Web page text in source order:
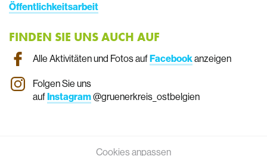
Öffentlichkeitsarbeit
FINDEN SIE UNS AUCH AUF
Alle Aktivitäten und Fotos aufFacebookanzeigen
Folgen Sie uns
aufInstagram@gruenerkreis_ostbelgien
Cookies anpassen